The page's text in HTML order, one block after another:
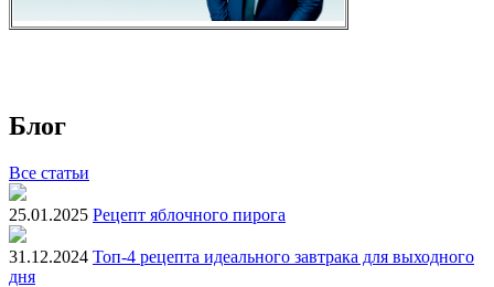
Блог
Все статьи
25.01.2025 Рецепт яблочного пирога
31.12.2024 Топ-4 рецепта идеального завтрака для выходного
дня